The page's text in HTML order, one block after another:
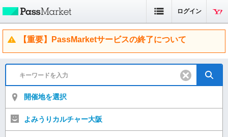
ログイン
【重要】PassMarketサービスの終了について
開催地を選択
よみうりカルチャー大阪